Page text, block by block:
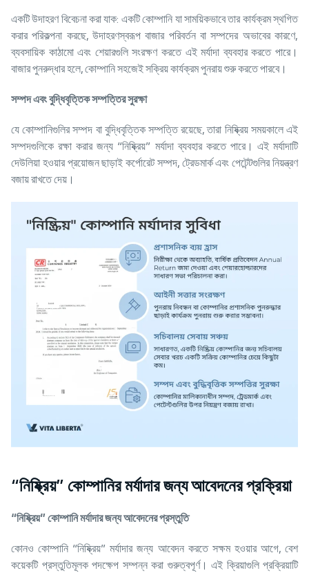
একটি উদাহরণ বিবেচনা করা যাক: একটি কোম্পানি যা সাময়িকভাবে তার কার্যক্রম স্থগিত
করার পরিকল্পনা করছে, উদাহরণস্বরূপ বাজার পরিবর্তন বা সম্পদের অভাবের কারণে,
ব্যবসায়িক কাঠামো এবং শেয়ারগুলি সংরক্ষণ করতে এই মর্যাদা ব্যবহার করতে পারে।
বাজার পুনরুদ্ধার হলে, কোম্পানি সহজেই সক্রিয় কার্যক্রম পুনরায় শুরু করতে পারবে।
সম্পদ এবং বুদ্ধিবৃত্তিক সম্পত্তির সুরক্ষা
যে কোম্পানিগুলির সম্পদ বা বুদ্ধিবৃত্তিক সম্পত্তি রয়েছে, তারা নিষ্ক্রিয় সময়কালে এই
সম্পদগুলিকে রক্ষা করার জন্য “নিষ্ক্রিয়” মর্যাদা ব্যবহার করতে পারে। এই মর্যাদাটি
দেউলিয়া হওয়ার প্রয়োজন ছাড়াই কর্পোরেট সম্পদ, ট্রেডমার্ক এবং পেটেন্টগুলির নিয়ন্ত্রণ
বজায় রাখতে দেয়।
“নিষ্ক্রিয়” কোম্পানির মর্যাদার জন্য আবেদনের প্রক্রিয়া
“নিষ্ক্রিয়” কোম্পানি মর্যাদার জন্য আবেদনের প্রস্তুতি
কোনও কোম্পানি “নিষ্ক্রিয়” মর্যাদার জন্য আবেদন করতে সক্ষম হওয়ার আগে, বেশ
কয়েকটি প্রস্তুতিমূলক পদক্ষেপ সম্পন্ন করা গুরুত্বপূর্ণ। এই ক্রিয়াগুলি প্রক্রিয়াটি